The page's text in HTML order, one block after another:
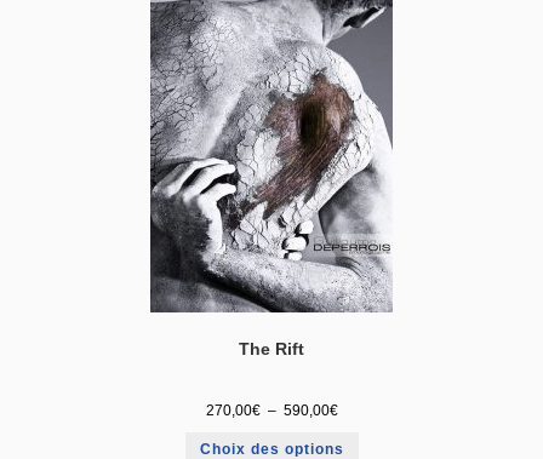
The Rift
270,00€ – 590,00€
Choix des options